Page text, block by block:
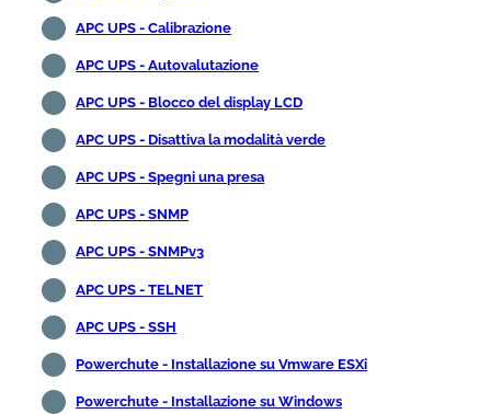
APC UPS - Calibrazione
APC UPS - Autovalutazione
APC UPS - Blocco del display LCD
APC UPS - Disattiva la modalità verde
APC UPS - Spegni una presa
APC UPS - SNMP
APC UPS - SNMPv3
APC UPS - TELNET
APC UPS - SSH
Powerchute - Installazione su Vmware ESXi
Powerchute - Installazione su Windows